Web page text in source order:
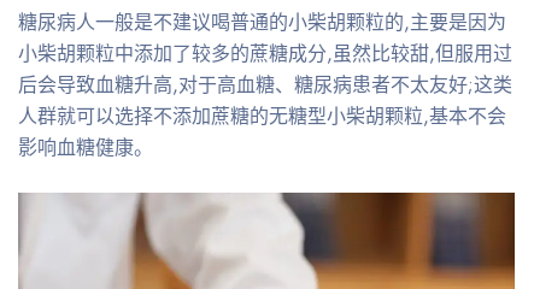
糖尿病人一般是不建议喝普通的小柴胡颗粒的,主要是因为
小柴胡颗粒中添加了较多的蔗糖成分,虽然比较甜,但服用过
后会导致血糖升高,对于高血糖、糖尿病患者不太友好;这类
人群就可以选择不添加蔗糖的无糖型小柴胡颗粒,基本不会
影响血糖健康。